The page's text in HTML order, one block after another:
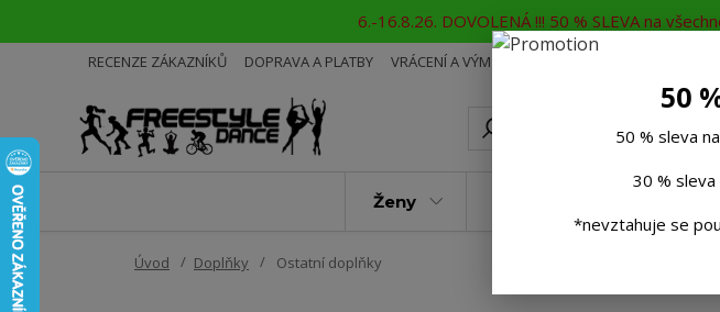
6.-16.8.26. DOVOLENÁ !!! 50 % SLEVA na
RECENZE ZÁKAZNÍKŮ DOPRAVA A PLATBY VRÁCENÍ A VÝMĚNA
Ženy
Úvod Doplňky Ostatní doplňky
50
50 % sleva
30 %
*nevztahuje se